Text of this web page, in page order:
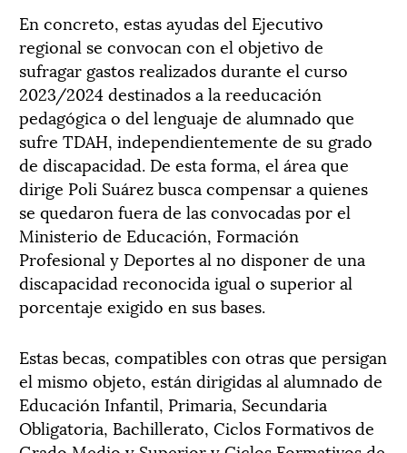
En concreto, estas ayudas del Ejecutivo
regional se convocan con el objetivo de
sufragar gastos realizados durante el curso
2023/2024 destinados a la reeducación
pedagógica o del lenguaje de alumnado que
sufre TDAH, independientemente de su grado
de discapacidad. De esta forma, el área que
dirige Poli Suárez busca compensar a quienes
se quedaron fuera de las convocadas por el
Ministerio de Educación, Formación
Profesional y Deportes al no disponer de una
discapacidad reconocida igual o superior al
porcentaje exigido en sus bases.
Estas becas, compatibles con otras que persigan
el mismo objeto, están dirigidas al alumnado de
Educación Infantil, Primaria, Secundaria
Obligatoria, Bachillerato, Ciclos Formativos de